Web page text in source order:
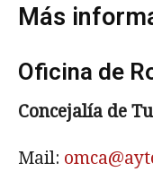
Más
Oficina de
Concejalía de
Mail: